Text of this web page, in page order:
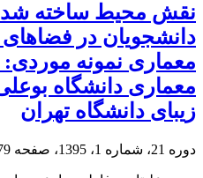
نقش محیط ساخته
دانشجویان در
معماری نمونه موردی:
معماری دانشگاه
زیبای دانشگاه تهران
دوره 21، شماره 1، 1395، صفحه 90